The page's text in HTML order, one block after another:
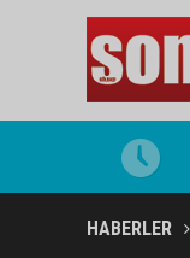
HABERLER